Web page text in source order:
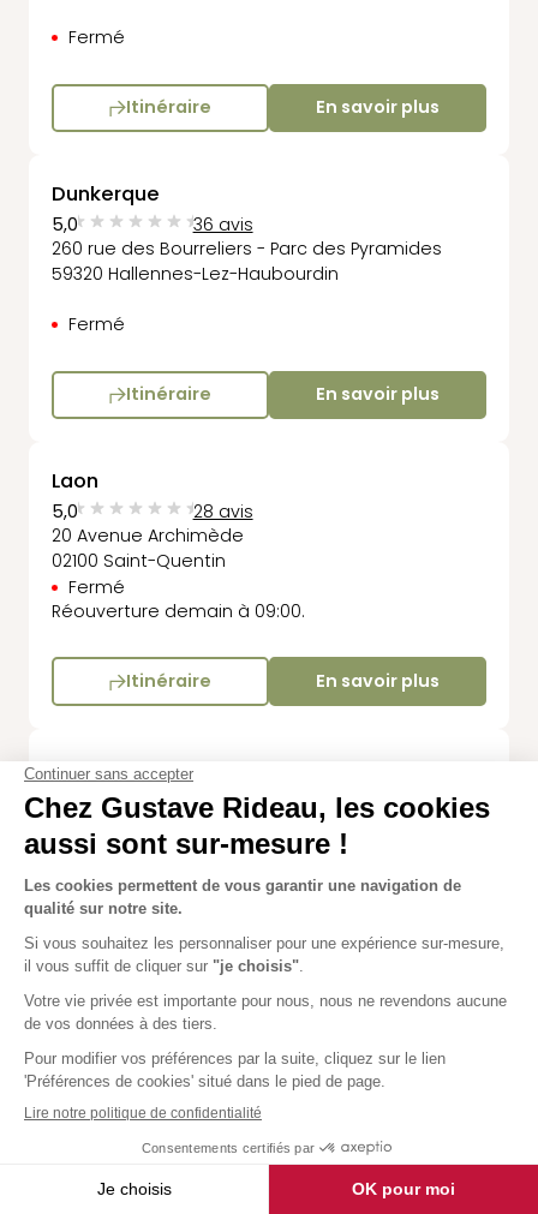
Fermé
Itinéraire En savoir plus
Dunkerque
5,0
36 avis
260 rue des Bourreliers - Parc des Pyramides
59320 Hallennes-Lez-Haubourdin
Fermé
Itinéraire En savoir plus
Laon
5,0
28 avis
20 Avenue Archimède
02100 Saint-Quentin
Fermé
Réouverture demain à 09:00.
Itinéraire En savoir plus
Le Crotoy
All. des Merisiers
80690 Mouflers
Fermé
Réouverture demain à 09:00.
Itinéraire
Lille
5,0
36 avis
260 rue des Bourreliers - Parc des Pyramides
Fermé